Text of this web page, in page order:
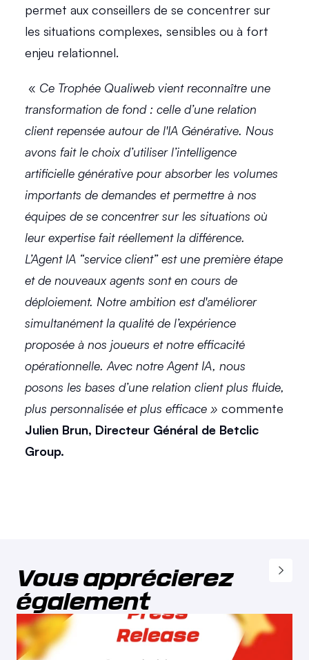
permet aux conseillers de se concentrer sur
les situations complexes, sensibles ou à fort
enjeu relationnel.
« Ce Trophée Qualiweb vient reconnaître une
transformation de fond : celle d’une relation
client repensée autour de l'IA Générative. Nous
avons fait le choix d’utiliser l’intelligence
artificielle générative pour absorber les volumes
importants de demandes et permettre à nos
équipes de se concentrer sur les situations où
leur expertise fait réellement la différence.
L’Agent IA “service client” est une première étape
et de nouveaux agents sont en cours de
déploiement. Notre ambition est d'améliorer
simultanément la qualité de l’expérience
proposée à nos joueurs et notre efficacité
opérationnelle. Avec notre Agent IA, nous
posons les bases d’une relation client plus fluide,
plus personnalisée et plus efficace »
Julien Brun, Directeur Général de Betclic
Group.
Vous apprécierez
également